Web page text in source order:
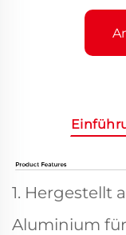
1. Hergestellt
Aluminium